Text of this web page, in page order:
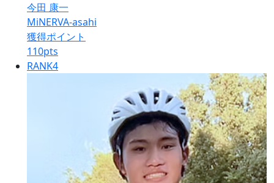
今田 康一
MiNERVA-asahi
獲得ポイント
110pts
RANK4